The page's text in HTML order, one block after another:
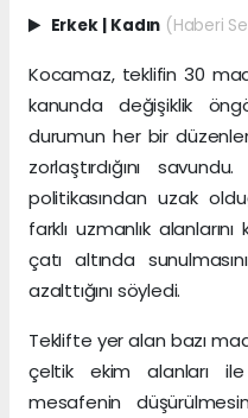
Erkek | Kadın (Haberi
Kocamaz, teklifin 30
kanunda değişiklik
durumun her bir
zorlaştırdığını
politikasından uzak
farklı uzmanlık
çatı altında
azalttığını söyledi.
Teklifte yer alan bazı
çeltik ekim alanları
mesafenin